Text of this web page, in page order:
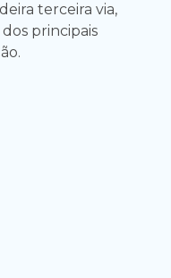
terceira via,
principais